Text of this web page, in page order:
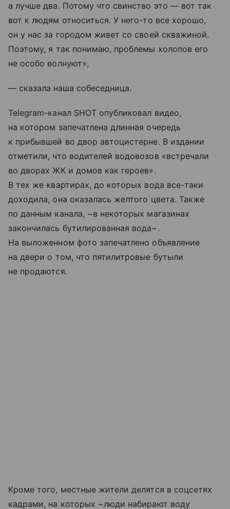
а лучше два. Потому что свинство это — вот так
вот к людям относиться. У него-то все хорошо,
он у нас за городом живет со своей скважиной.
Поэтому, я так понимаю, проблемы холопов его
не особо волнуют»,
— сказала наша собеседница.
Telegram-канал SHOT опубликовал видео,
на котором запечатлена длинная очередь
к прибывшей во двор автоцистерне. В издании
отметили, что водителей водовозов «встречали
во дворах ЖК и домов как героев».
В тех же квартирах, до которых вода все-таки
доходила, она оказалась желтого цвета. Также
по данным канала, ~в некоторых магазинах
закончилась бутилированная вода~.
На выложенном фото запечатлено объявление
на двери о том, что пятилитровые бутыли
не продаются.
Кроме того, местные жители делятся в соцсетях
кадрами, на которых ~люди набирают воду